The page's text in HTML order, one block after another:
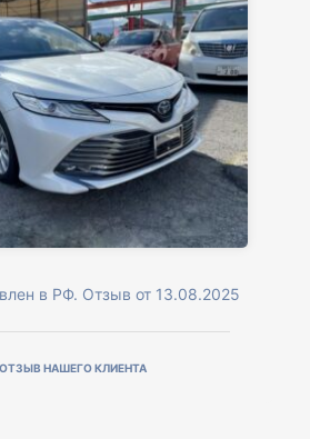
в РФ. Отзыв от 13.08.2025
ОТЗЫВ НАШЕГО КЛИЕНТА